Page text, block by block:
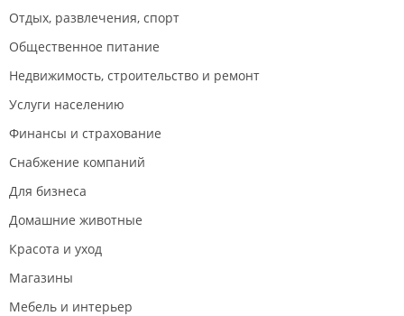
Отдых, развлечения, спорт
Общественное питание
Недвижимость, строительство и ремонт
Услуги населению
Финансы и страхование
Снабжение компаний
Для бизнеса
Домашние животные
Красота и уход
Магазины
Мебель и интерьер